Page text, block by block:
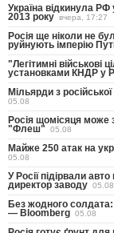
Україна відкинула
2013 року вчера, 17:27
Росія ще ніколи не
руйнують імперію
"Легітимні військові
установками КНДР у
Мільярди з
05.08
Росія щомісяця може
"Флеш" 05.08
Майже 250 атак на
05.08
У Росії підірвали
директор заводу 05.08
Без жодного солдата:
— Bloomberg 05.08